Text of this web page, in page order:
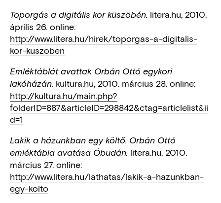
Toporgás a digitális kor küszöbén. litera.hu, 2010.
április 26. online:
http://www.litera.hu/hirek/toporgas-a-digitalis-
kor-kuszoben
Emléktáblát avattak Orbán Ottó egykori
lakóházán. kultura.hu, 2010. március 28. online:
http://kultura.hu/main.php?
folderID=887&articleID=298842&ctag=articlelist&ii
d=1
Lakik a házunkban egy költő. Orbán Ottó
emléktábla avatása Óbudán. litera.hu, 2010.
március 27. online:
http://www.litera.hu/lathatas/lakik-a-hazunkban-
egy-kolto